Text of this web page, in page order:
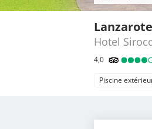
Hotel
4,0
Piscine